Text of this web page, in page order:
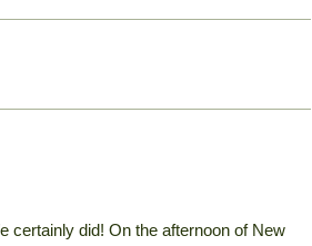
certainly did! On the afternoon of New